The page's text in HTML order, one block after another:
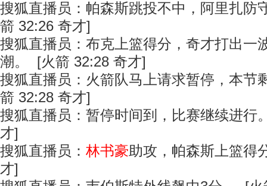
搜狐直播员：帕森斯跳投不中，阿里扎防
箭 32:26 奇才]
搜狐直播员：布克上篮得分，奇才打出一
潮。 [火箭 32:28 奇才]
搜狐直播员：火箭队马上请求暂停，本节
箭 32:28 奇才]
搜狐直播员：暂停时间到，比赛继续进行
才]
搜狐直播员： 林书豪助攻，帕森斯上篮得
才]